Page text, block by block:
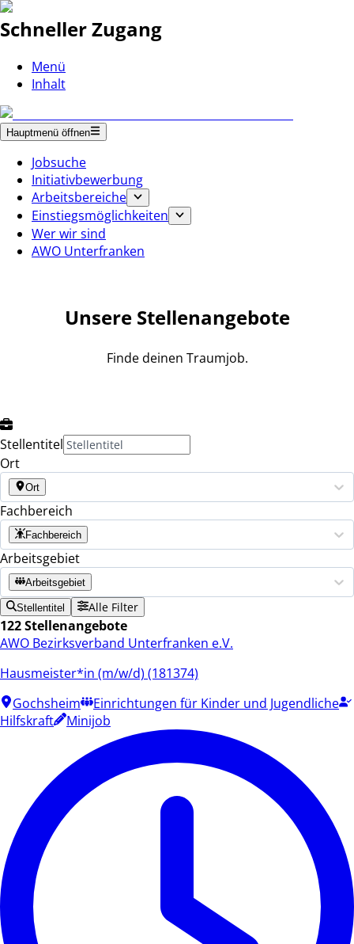
Schneller Zugang
Menü
Inhalt
Hauptmenü öffnen
Jobsuche
Initiativbewerbung
Arbeitsbereiche
Einstiegsmöglichkeiten
Wer wir sind
AWO Unterfranken
Unsere Stellenangebote
Finde deinen Traumjob.
Stellentitel
Ort
Ort
Fachbereich
Fachbereich
Arbeitsgebiet
Arbeitsgebiet
Stellentitel Alle Filter
122 Stellenangebote
AWO Bezirksverband Unterfranken e.V.
Hausmeister*in (m/w/d) (181374)
Gochsheim
Einrichtungen für Kinder und Jugendliche
Hilfskraft
Minijob